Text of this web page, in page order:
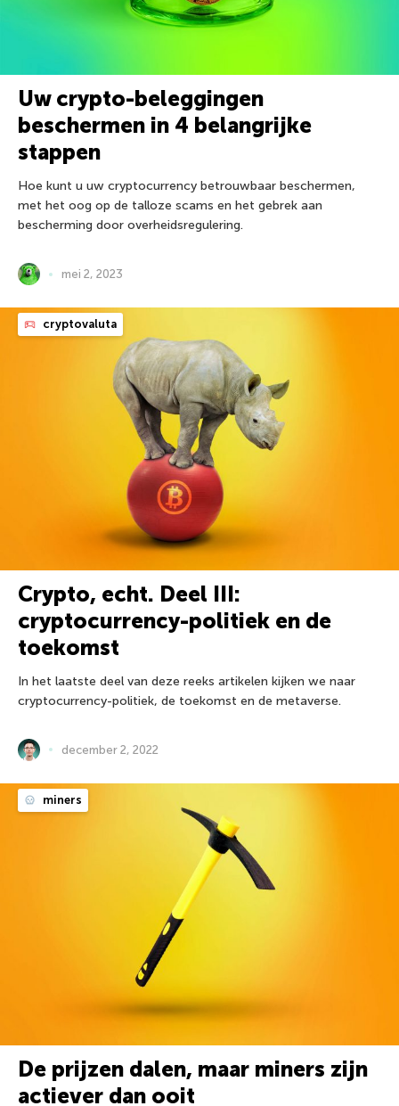
Uw crypto-beleggingen
beschermen in 4 belangrijke
stappen
Hoe kunt u uw cryptocurrency betrouwbaar beschermen,
met het oog op de talloze scams en het gebrek aan
bescherming door overheidsregulering.
mei 2, 2023
cryptovaluta
Crypto, echt. Deel III:
cryptocurrency-politiek en de
toekomst
In het laatste deel van deze reeks artikelen kijken we naar
cryptocurrency-politiek, de toekomst en de metaverse.
december 2, 2022
miners
De prijzen dalen, maar miners zijn
actiever dan ooit